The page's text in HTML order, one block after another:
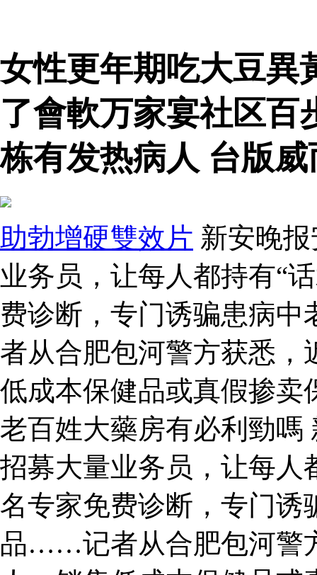
女性更年期吃大豆異
了會軟万家宴社区百
栋有发热病人 台版威
助勃增硬雙效片 新安晚
业务员，让每人都持有“
费诊断，专门诱骗患病
者从合肥包河警方获悉，
低成本保健品或真假掺卖
老百姓大藥房有必利勁嗎
招募大量业务员，让每人
名专家免费诊断，专门诱
品……记者从合肥包河警